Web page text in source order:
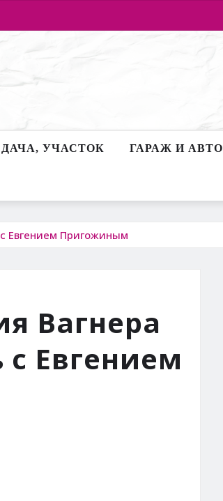
ДАЧА, УЧАСТОК ГАРАЖ И АВТО
Евгением Пригожиным
Вагнера
Евгением